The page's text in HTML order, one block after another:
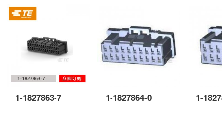
1-1827863-7 1-1827864-0 1-